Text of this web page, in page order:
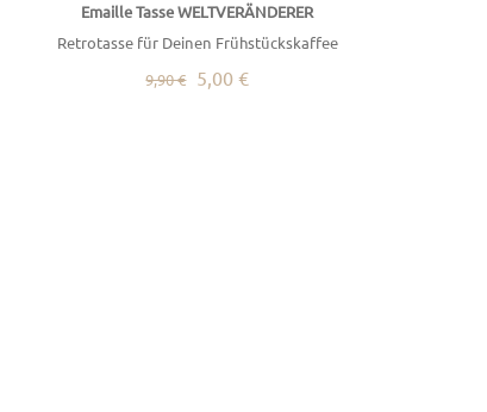
Emaille Tasse WELTVERÄNDERER
Retrotasse für Deinen Frühstückskaffee
9,90 € 5,00 €